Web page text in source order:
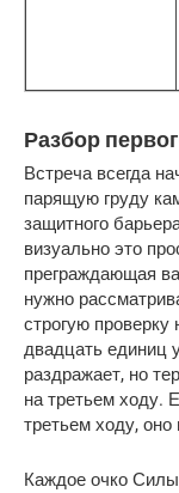
Разбор
Встреча всегда
парящую груду
защитного
визуально это
преграждающая
нужно
строгую
двадцать единиц
раздражает, но
на третьем ходу.
третьем ходу,
Каждое очко